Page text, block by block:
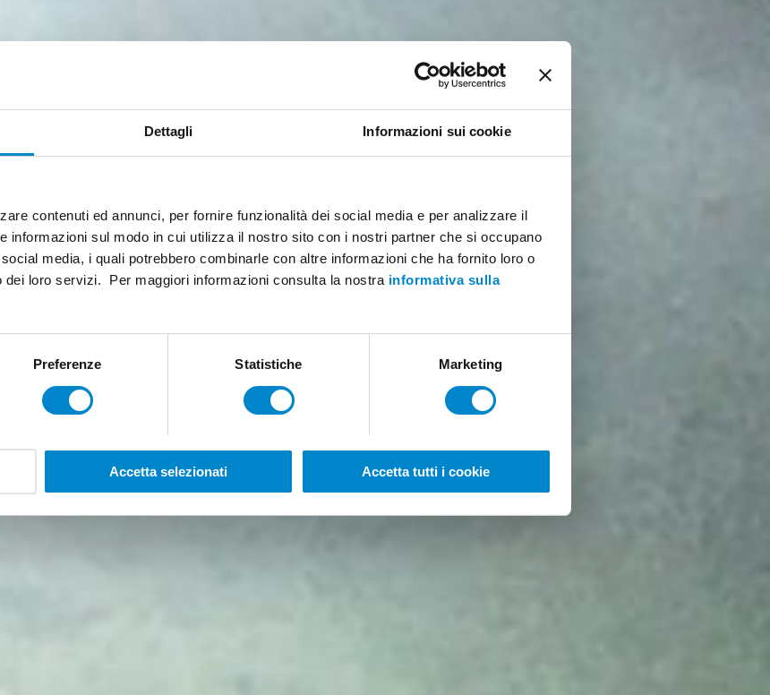
Dettagli Informazioni sui cookie
contenuti ed annunci, per fornire funzionalità dei social media e per analizzare il
informazioni sul modo in cui utilizza il nostro sito con i nostri partner che si occupano
media, i quali potrebbero combinarle con altre informazioni che ha fornito loro o
dei loro servizi. Per maggiori informazioni consulta la nostra informativa sulla
Preferenze Statistiche Marketing
Accetta selezionati Accetta tutti i cookie